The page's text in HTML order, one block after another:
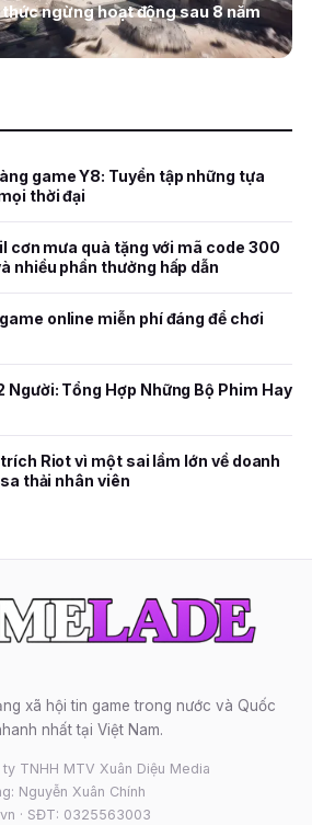
ngừng hoạt động sau 8 năm
game Y8: Tuyển tập những tựa
thời đại
cơn mưa quà tặng với mã code 300
nhiều phần thưởng hấp dẫn
online miễn phí đáng để chơi
Người: Tổng Hợp Những Bộ Phim Hay
Riot vì một sai lầm lớn về doanh
thải nhân viên
xã hội tin game trong nước và Quốc
nhất tại Việt Nam.
TNHH MTV Xuân Diệu Media
Nguyễn Xuân Chính
· SĐT: 0325563003